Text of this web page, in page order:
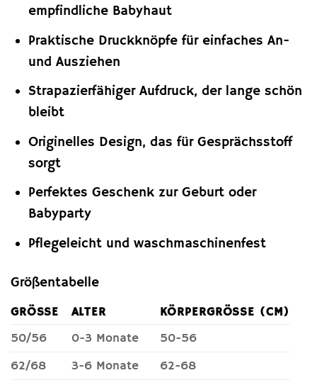
empfindliche Babyhaut
Praktische Druckknöpfe für einfaches An-
und Ausziehen
Strapazierfähiger Aufdruck, der lange schön
bleibt
Originelles Design, das für Gesprächsstoff
sorgt
Perfektes Geschenk zur Geburt oder
Babyparty
Pflegeleicht und waschmaschinenfest
Größentabelle
GRÖSSE ALTER
KÖRPERGRÖSSE (CM)
50/56
0-3 Monate
50-56
62/68
3-6 Monate
62-68